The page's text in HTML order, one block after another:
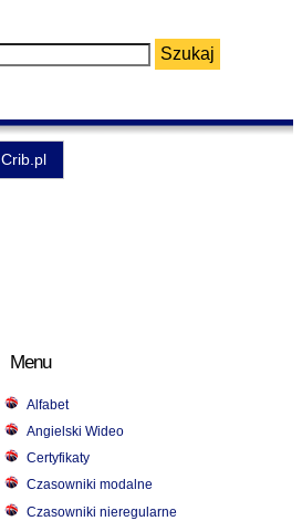
Crib.pl
Menu
Alfabet
Angielski Wideo
Certyfikaty
Czasowniki modalne
Czasowniki nieregularne